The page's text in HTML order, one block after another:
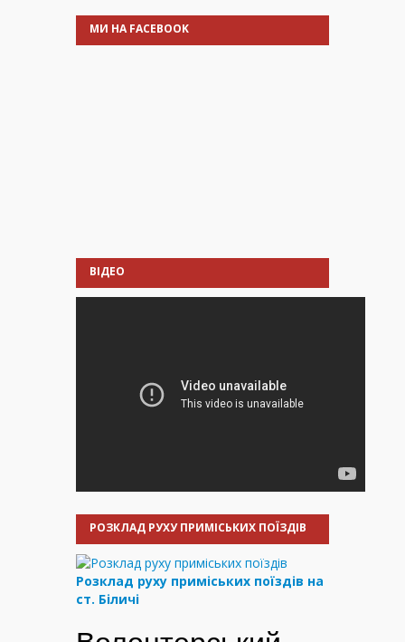
МИ НА FACEBOOK
ВІДЕО
РОЗКЛАД РУХУ ПРИМІСЬКИХ ПОЇЗДІВ
Розклад руху приміських поїздів на
ст. Біличі